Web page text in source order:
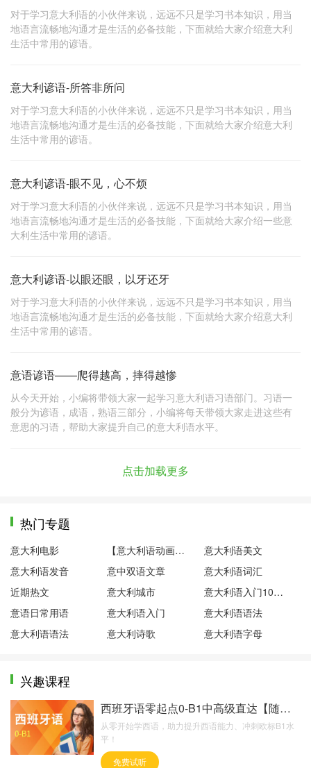
对于学习意大利语的小伙伴来说，远远不只是学习书本知识，用当
地语言流畅地沟通才是生活的必备技能，下面就给大家介绍意大利
生活中常用的谚语。
意大利谚语-所答非所问
对于学习意大利语的小伙伴来说，远远不只是学习书本知识，用当
地语言流畅地沟通才是生活的必备技能，下面就给大家介绍意大利
生活中常用的谚语。
意大利谚语-眼不见，心不烦
对于学习意大利语的小伙伴来说，远远不只是学习书本知识，用当
地语言流畅地沟通才是生活的必备技能，下面就给大家介绍一些意
大利生活中常用的谚语。
意大利谚语-以眼还眼，以牙还牙
对于学习意大利语的小伙伴来说，远远不只是学习书本知识，用当
地语言流畅地沟通才是生活的必备技能，下面就给大家介绍意大利
生活中常用的谚语。
意语谚语——爬得越高，摔得越惨
从今天开始，小编将带领大家一起学习意大利语习语部门。习语一
般分为谚语，成语，熟语三部分，小编将每天带领大家走进这些有
意思的习语，帮助大家提升自己的意大利语水平。
点击加载更多
热门专题
意大利电影 【意大利语动画片】粉红小猪
意大利语美文
意大利语发音
意中双语文章
意大利语词汇
近期热文
意大利城市
意大利语入门100句
意语日常用语
意大利语入门
意大利语语法
意大利语语法
意大利诗歌 意大利语字母
兴趣课程
西班牙语零起点0-B1中高级直达【随到随学班】
从零开始学西语，助力提升西语能力、冲刺欧标B1水
平！
免费试听